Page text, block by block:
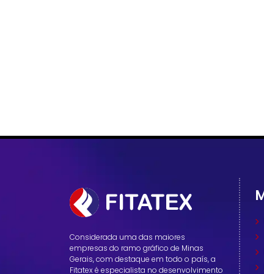
Considerada uma das maiores
empresas do ramo gráfico de Minas
Gerais, com destaque em todo o país, a
Fitatex é especialista no desenvolvimento